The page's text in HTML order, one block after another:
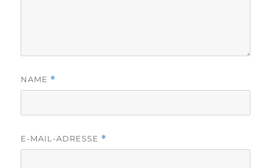
NAME *
E-MAIL-ADRESSE *